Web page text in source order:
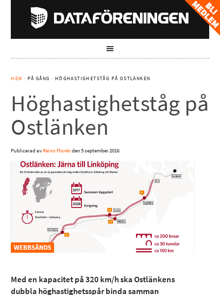
HEM · PÅ GÅNG · HÖGHASTIGHETSTÅG PÅ OSTLÄNKEN
Höghastighetståg på
Ostlänken
Publicerad av Reino Florénden5 september 2016
Med en kapacitet på 320 km/h ska Ostlänkens
dubbla höghastighetsspår binda samman